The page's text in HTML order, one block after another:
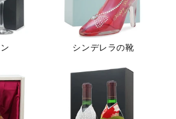
シンデレラの靴